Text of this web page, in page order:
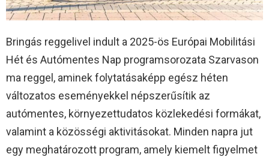
Bringás reggelivel indult a 2025-ös Európai Mobilitási
Hét és Autómentes Nap programsorozata Szarvason
ma reggel, aminek folytatásaképp egész héten
változatos eseményekkel népszerűsítik az
autómentes, környezettudatos közlekedési formákat,
valamint a közösségi aktivitásokat. Minden napra jut
egy meghatározott program, amely kiemelt figyelmet